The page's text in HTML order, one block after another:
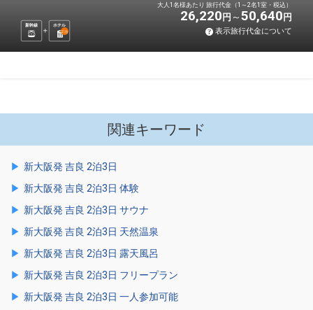
新幹線
ホテル
2泊
大人1名様あたり 旅行代金（1～2名1室・税込）
26,220 円 50,640 円
表示旅行代金について
関連キーワード
新大阪発 吉良 2泊3日
新大阪発 吉良 2泊3日 体験
新大阪発 吉良 2泊3日 サウナ
新大阪発 吉良 2泊3日 天然温泉
新大阪発 吉良 2泊3日 露天風呂
新大阪発 吉良 2泊3日 フリープラン
新大阪発 吉良 2泊3日 一人参加可能